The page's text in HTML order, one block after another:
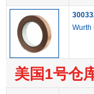
Wurth
美国1号仓